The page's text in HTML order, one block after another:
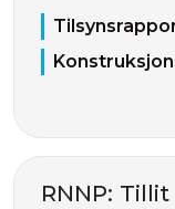
RNNP: